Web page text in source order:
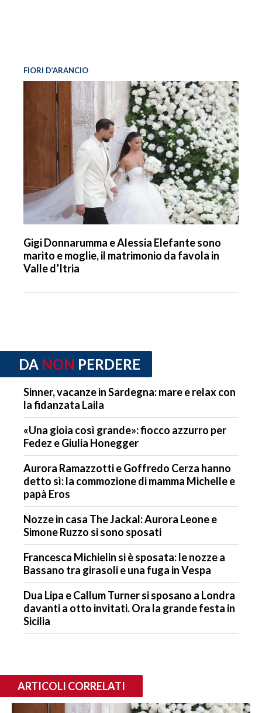
FIORI D’ARANCIO
Gigi Donnarumma e Alessia Elefante sono
marito e moglie, il matrimonio da favola in
Valle d’Itria
DA NON PERDERE
Sinner, vacanze in Sardegna: mare e relax con
la fidanzata Laila
«Una gioia così grande»: fiocco azzurro per
Fedez e Giulia Honegger
Aurora Ramazzotti e Goffredo Cerza hanno
detto sì: la commozione di mamma Michelle e
papà Eros
Nozze in casa The Jackal: Aurora Leone e
Simone Ruzzo si sono sposati
Francesca Michielin si è sposata: le nozze a
Bassano tra girasoli e una fuga in Vespa
Dua Lipa e Callum Turner si sposano a Londra
davanti a otto invitati. Ora la grande festa in
Sicilia
ARTICOLI CORRELATI